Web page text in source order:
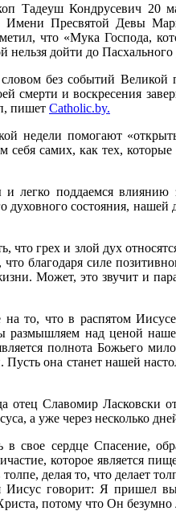
Тадеуш Кондрусевич 20
Имени Пресвятой Девы
что «Мука Господа,
нельзя дойти до Пасхального
без событий
смерти и воскресения
пишет Сatholic.by.
недели помогают
себя самих, как тех,
легко поддаемся
духовного состояния,
что грех и злой дух
благодаря силе
Может, это звучит и
то, что в распятом
размышляем над ценой
полнота Божьего
она станет нашей
отец Славомир Ласковски
а уже через несколько
свое сердце Спасение,
которое является
делая то, что делает
Иисус говорит: Я пришел
потому что Он